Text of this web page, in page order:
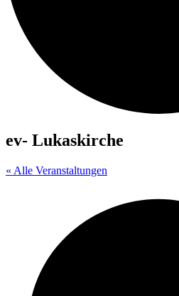
ev- Lukaskirche
« Alle Veranstaltungen